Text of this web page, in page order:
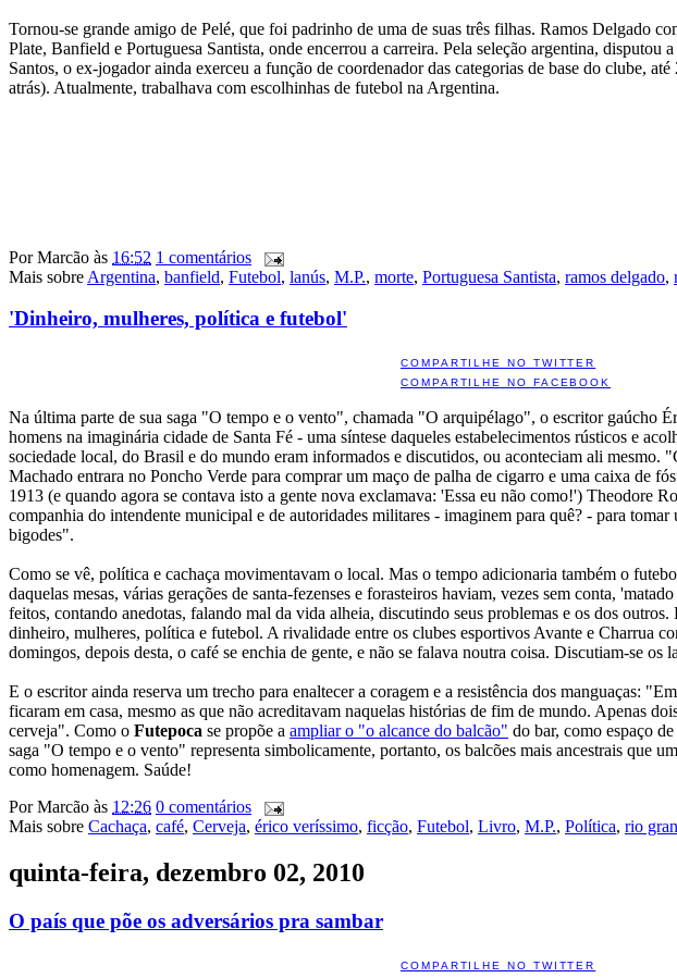
Tornou-se grande amigo de Pelé, que foi padrinho de uma de suas três filhas. Ramos Delgado
Plate, Banfield e Portuguesa Santista, onde encerrou a carreira. Pela seleção argentina,
Santos, o ex-jogador ainda exerceu a função de coordenador das categorias de base do clube,
atrás). Atualmente, trabalhava com escolhinhas de futebol na Argentina.
PorMarcão às 16:52 1 comentários
Mais sobre Argentina, banfield, Futebol, lanús, M.P., morte, Portuguesa Santista, ramos delgado,
'Dinheiro, mulheres, política e futebol'
COMPARTILHE NO TWITTER
COMPARTILHE NO FACEBOOK
Na última parte de sua saga "O tempo e o vento", chamada "O arquipélago", o escritor gaúcho
homens na imaginária cidade de Santa Fé - uma síntese daqueles estabelecimentos rústicos e
sociedade local, do Brasil e do mundo eram informados e discutidos, ou aconteciam ali mesmo.
Machado entrara no Poncho Verde para comprar um maço de palha de cigarro e uma caixa de
1913 (e quando agora se contava isto a gente nova exclamava: 'Essa eu não como!') Theodore
companhia do intendente municipal e de autoridades militares - imaginem para quê? - para
bigodes".
Como se vê, política e cachaça movimentavam o local. Mas o tempo adicionaria também o
daquelas mesas, várias gerações de santa-fezenses e forasteiros haviam, vezes sem conta,
feitos, contando anedotas, falando mal da vida alheia, discutindo seus problemas e os dos
dinheiro, mulheres, política e futebol. A rivalidade entre os clubes esportivos Avante e Charrua
domingos, depois desta, o café se enchia de gente, e não se falava noutra coisa. Discutiam-se
E o escritor ainda reserva um trecho para enaltecer a coragem e a resistência dos manguaças:
ficaram em casa, mesmo as que não acreditavam naquelas histórias de fim de mundo. Apenas
cerveja". Como o Futepoca se propõe a ampliar o "o alcance do balcão" do bar, como espaço
saga "O tempo e o vento" representa simbolicamente, portanto, os balcões mais ancestrais que
como homenagem. Saúde!
PorMarcão às 12:26 0 comentários
Mais sobre Cachaça, café, Cerveja, érico veríssimo, ficção, Futebol, Livro, M.P., Política, rio
quinta-feira, dezembro 02, 2010
O país que põe os adversários pra sambar
COMPARTILHE NO TWITTER